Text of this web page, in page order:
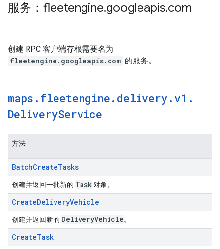
服务：fleetengine.googleapis.com
创建 RPC 客户端存根需要名为
fleetengine.googleapis.com 的服务。
maps . fleetengine . delivery. v1 .
DeliveryService
方法
BatchCreateTasks
创建并返回一批新的 Task 对象。
CreateDeliveryVehicle
创建并返回新的 DeliveryVehicle。
CreateTask